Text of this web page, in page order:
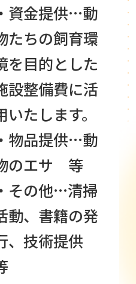
資金提供…動
たちの飼育環
を目的とした
設整備費に活
いたします。
物品提供…動
のエサ 等
その他…清掃
動、書籍の発
、技術提供